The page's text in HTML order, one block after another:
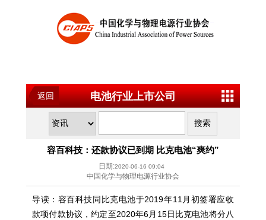
返回 电池行业上市公司
容百科技：还款协议已到期 比克电池“爽约”
日期:2020-06-16 09:04
中国化学与物理电源行业协会
导读：容百科技同比克电池于2019年11月初签署应收
款项付款协议，约定至2020年6月15日比克电池将分八